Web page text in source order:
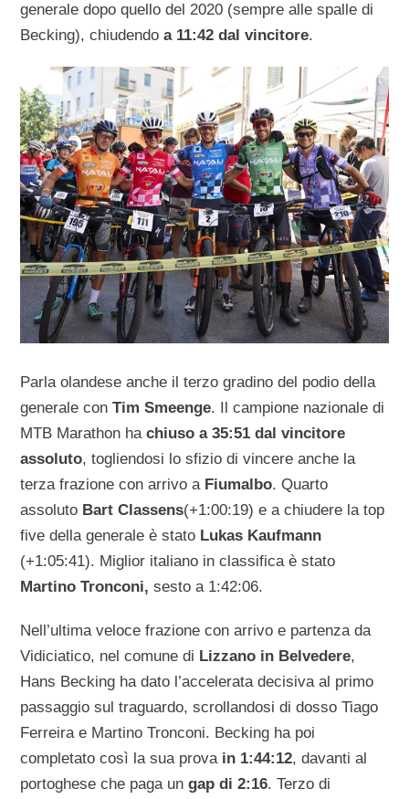
generale dopo quello del 2020 (sempre alle spalle di
Becking), chiudendoa 11:42 dal vincitore.
Parla olandese anche il terzo gradino del podio della
generale conTim Smeenge. Il campione nazionale di
MTB Marathon hachiuso a 35:51 dal vincitore
assoluto, togliendosi lo sfizio di vincere anche la
terza frazione con arrivo a Fiumalbo. Quarto
assoluto Bart Classens(+1:00:19) e a chiudere la top
five della generale è stato Lukas Kaufmann
(+1:05:41). Miglior italiano in classifica è stato
Martino Tronconi, sesto a 1:42:06.
Nell’ultima veloce frazione con arrivo e partenza da
Vidiciatico, nel comune di Lizzano in Belvedere,
Hans Becking ha dato l’accelerata decisiva al primo
passaggio sul traguardo, scrollandosi di dosso Tiago
Ferreira e Martino Tronconi. Becking ha poi
completato così la sua prova in 1:44:12, davanti al
portoghese che paga un gap di 2:16. Terzo di